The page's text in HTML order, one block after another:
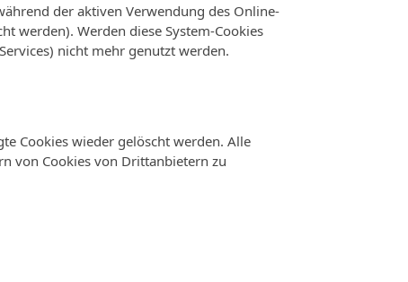
der aktiven Verwendung des Online-
werden). Werden diese System-Cookies
nicht mehr genutzt werden.
Cookies wieder gelöscht werden. Alle
von Cookies von Drittanbietern zu